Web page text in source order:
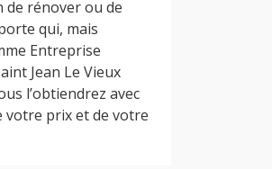
de rénover ou de
qui, mais
Entreprise
Jean Le Vieux
l’obtiendrez avec
votre prix et de votre